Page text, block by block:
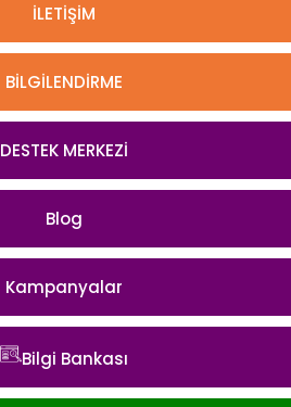
İLETİŞİM
BİLGİLENDİRME
DESTEK MERKEZİ
Blog
Kampanyalar
Bilgi Bankası